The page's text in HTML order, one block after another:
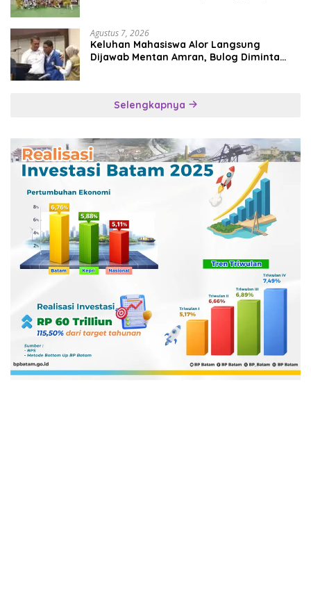
Agustus 7, 2026
Keluhan Mahasiswa Alor Langsung
Dijawab Mentan Amran, Bulog Diminta
Selengkapnya